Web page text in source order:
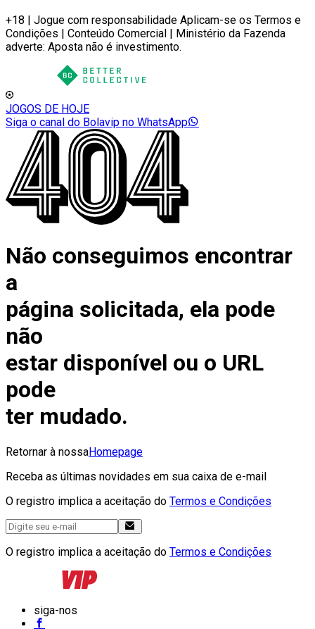
+18 | Jogue com responsabilidade Aplicam-se os Termos e
Condições | Conteúdo Comercial | Ministério da Fazenda
adverte: Aposta não é investimento.
JOGOS DE HOJE
Siga o canal do Bolavip no WhatsApp
Não conseguimos encontrar
a
página solicitada, ela pode
não
estar disponível ou o URL
pode
ter mudado.
Retornar à nossaHomepage
Receba as últimas novidades em sua caixa de e-mail
O registro implica a aceitação do Termos e Condições
O registro implica a aceitação do Termos e Condições
siga-nos